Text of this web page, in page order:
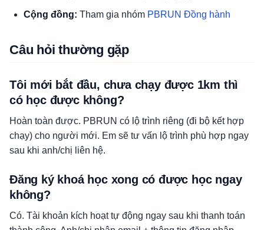
Cộng đồng: Tham gia nhóm PBRUN Đồng hành
Câu hỏi thường gặp
Tôi mới bắt đầu, chưa chạy được 1km thì
có học được không?
Hoàn toàn được. PBRUN có lộ trình riêng (đi bộ kết hợp
chạy) cho người mới. Em sẽ tư vấn lộ trình phù hợp ngay
sau khi anh/chị liên hệ.
Đăng ký khoá học xong có được học ngay
không?
Có. Tài khoản kích hoạt tự động ngay sau khi thanh toán